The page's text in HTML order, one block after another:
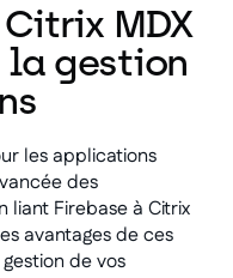
MDX
gestion
les applications
des
liant Firebase à Citrix
avantages de ces
de vos